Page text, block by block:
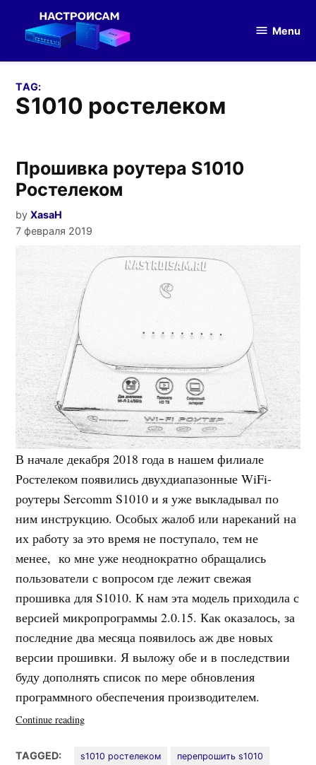
оборудования
Menu
TAG:
s1010 ростелеком
Прошивка роутера S1010
Ростелеком
by XasaH
7 февраля 2019
В начале декабря 2018 года в нашем филиале
Ростелеком появились двухдиапазонные WiFi-
роутеры Sercomm S1010 и я уже выкладывал по
ним инструкцию. Особых жалоб или нареканий на
их работу за это время не поступало, тем не
менее, ко мне уже неоднократно обращались
пользователи с вопросом где лежит свежая
прошивка для S1010. К нам эта модель приходила с
версией микропрограммы 2.0.15. Как оказалось, за
последние два месяца появилось аж две новых
версии прошивки. Я выложу обе и в последствии
буду дополнять список по мере обновления
программного обеспечения производителем.
Continue reading«Прошивка
S1010
TAGGED: s1010 ростелеком перепрошить s1010